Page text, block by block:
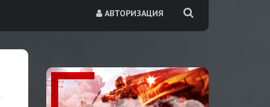
АВТОРИЗАЦИЯ